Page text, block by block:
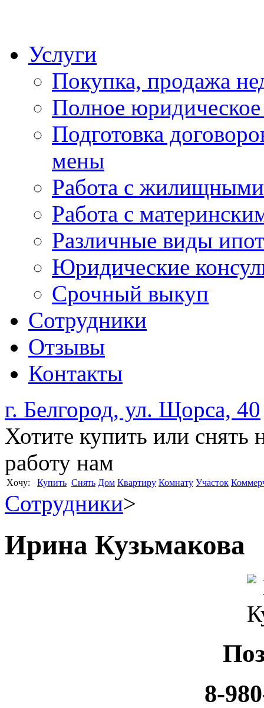
Услуги
Покупка, продажа
Полное
Подготовка
мены
Работа с
Работа с
Различные виды
Юридические
Срочный выкуп
Сотрудники
Отзывы
Контакты
г. Белгород, ул. Щорса, 40
Хотите купить или
работу нам
Xочу: Купить Снять Дом Квартиру Комнату Участок
Сотрудники>
Ирина Кузьмакова
8-